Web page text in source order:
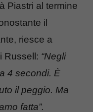
Piastri al termine
il
riesce a
Russell: “Negli
4 secondi. È
il peggio. Ma
fatta”.